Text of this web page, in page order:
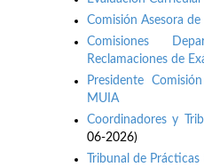
Comisión Asesora
Comisiones
Reclamaciones de
Presidente
MUIA
Coordinadores y
06-2026)
Tribunal de